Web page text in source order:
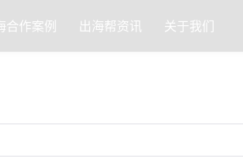
合作案例 出海帮资讯 关于我们